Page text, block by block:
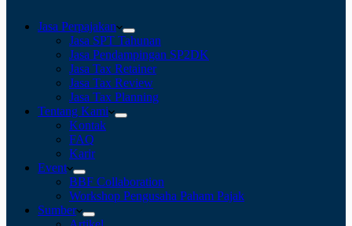
Jasa Perpajakan
Jasa SPT Tahunan
Jasa Pendampingan SP2DK
Jasa Tax Retainer
Jasa Tax Review
Jasa Tax Planning
Tentang Kami
Kontak
FAQ
Karir
Event
BBF Collaboration
Workshop Pengusaha Paham Pajak
Sumber